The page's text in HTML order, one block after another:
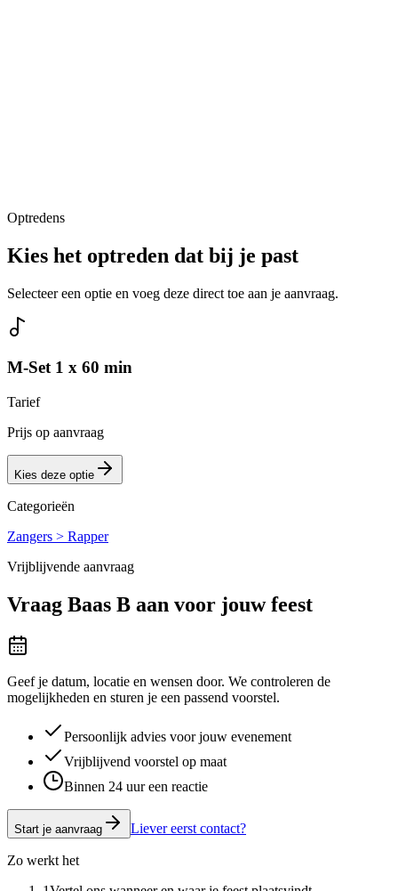
Optredens
Kies het optreden dat bij je past
Selecteer een optie en voeg deze direct toe aan je aanvraag.
M-Set 1 x 60 min
Tarief
Prijs op aanvraag
Kies deze optie
Categorieën
Zangers > Rapper
Vrijblijvende aanvraag
Vraag Baas B aan voor jouw feest
Geef je datum, locatie en wensen door. We controleren de
mogelijkheden en sturen je een passend voorstel.
Persoonlijk advies voor jouw evenement
Vrijblijvend voorstel op maat
Binnen 24 uur een reactie
Start je aanvraag Liever eerst contact?
Zo werkt het